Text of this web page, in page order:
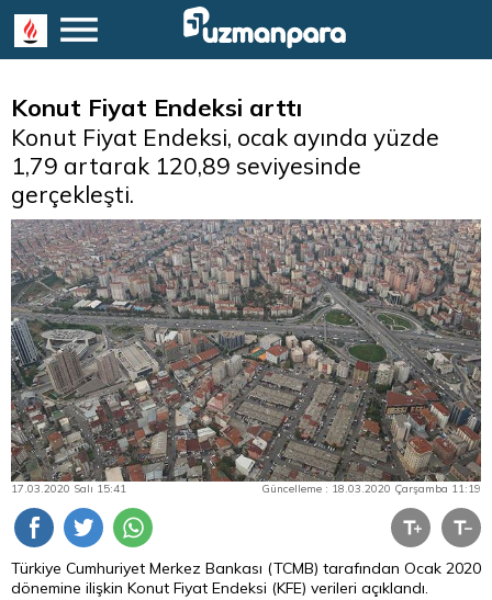
Konut Fiyat Endeksi arttı
Konut Fiyat Endeksi, ocak ayında yüzde
1,79 artarak 120,89 seviyesinde
gerçekleşti.
17.03.2020 Salı 15:41 Güncelleme : 18.03.2020 Çarşamba 11:19
Türkiye Cumhuriyet Merkez Bankası (TCMB) tarafından Ocak 2020
dönemine ilişkin Konut Fiyat Endeksi (KFE) verileri açıklandı.